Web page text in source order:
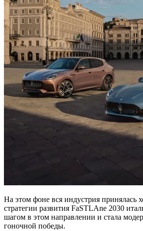
На этом фоне вся индустрия принялась
стратегии развития FaSTLAne 2030
шагом в этом направлении и стала
гоночной победы.